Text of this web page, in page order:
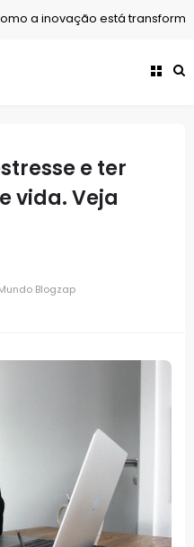
inovação está transformando
e ter
vida. Veja
Blogzap